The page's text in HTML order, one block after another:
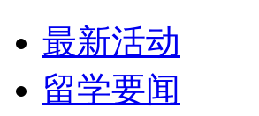
最新活动
留学要闻